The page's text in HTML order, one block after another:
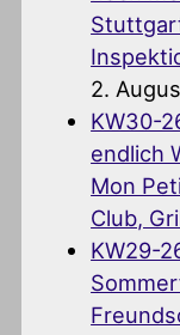
2.
KW30-
endlich
Mon
Club,
KW29-